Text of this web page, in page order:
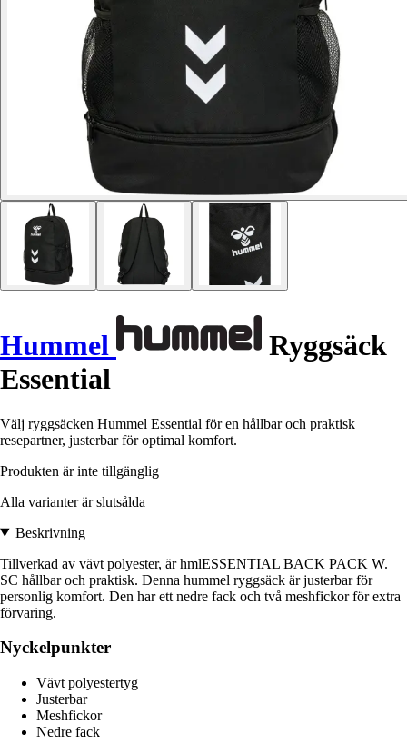
Hummel
Ryggsäck
Essential
Välj ryggsäcken Hummel Essential för en hållbar och praktisk
resepartner, justerbar för optimal komfort.
Produkten är inte tillgänglig
Alla varianter är slutsålda
Beskrivning
Tillverkad av vävt polyester, är hmlESSENTIAL BACK PACK W.
SC hållbar och praktisk. Denna hummel ryggsäck är justerbar för
personlig komfort. Den har ett nedre fack och två meshfickor för extra
förvaring.
Nyckelpunkter
Vävt polyestertyg
Justerbar
Meshfickor
Nedre fack